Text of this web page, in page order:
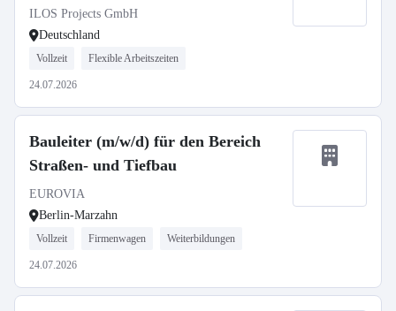
ILOS Projects GmbH
Deutschland
Vollzeit Flexible Arbeitszeiten
24.07.2026
Bauleiter (m/w/d) für den Bereich
Straßen- und Tiefbau
EUROVIA
Berlin-Marzahn
Vollzeit Firmenwagen Weiterbildungen
24.07.2026